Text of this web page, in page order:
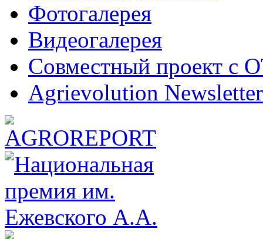
Фотогалерея
Видеогалерея
Совместный проект с
Agrievolution Newsletter